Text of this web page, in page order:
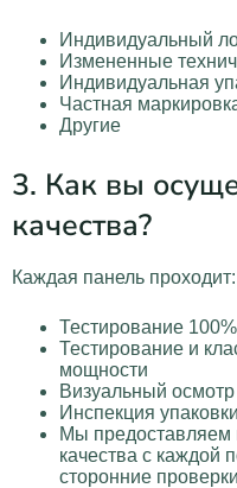
Индивидуальный
Измененные
Индивидуальная
Частная
Другие
3. Как вы
качества?
Каждая панель проходит:
Тестирование
Тестирование и
мощности
Визуальный осмотр
Инспекция упаковки
Мы предоставляем
качества с каждой
сторонние